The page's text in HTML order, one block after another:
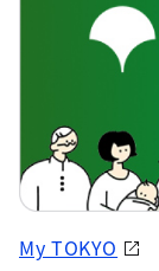
My TOKYO